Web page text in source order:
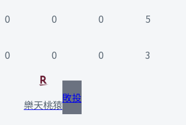
0 0 0 5
0 0 0 3
樂天桃猿敗投